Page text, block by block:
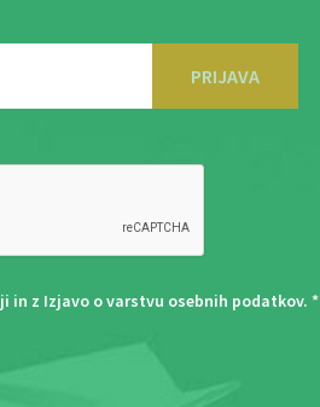
PRIJAVA
in z Izjavo o varstvu osebnih podatkov. *